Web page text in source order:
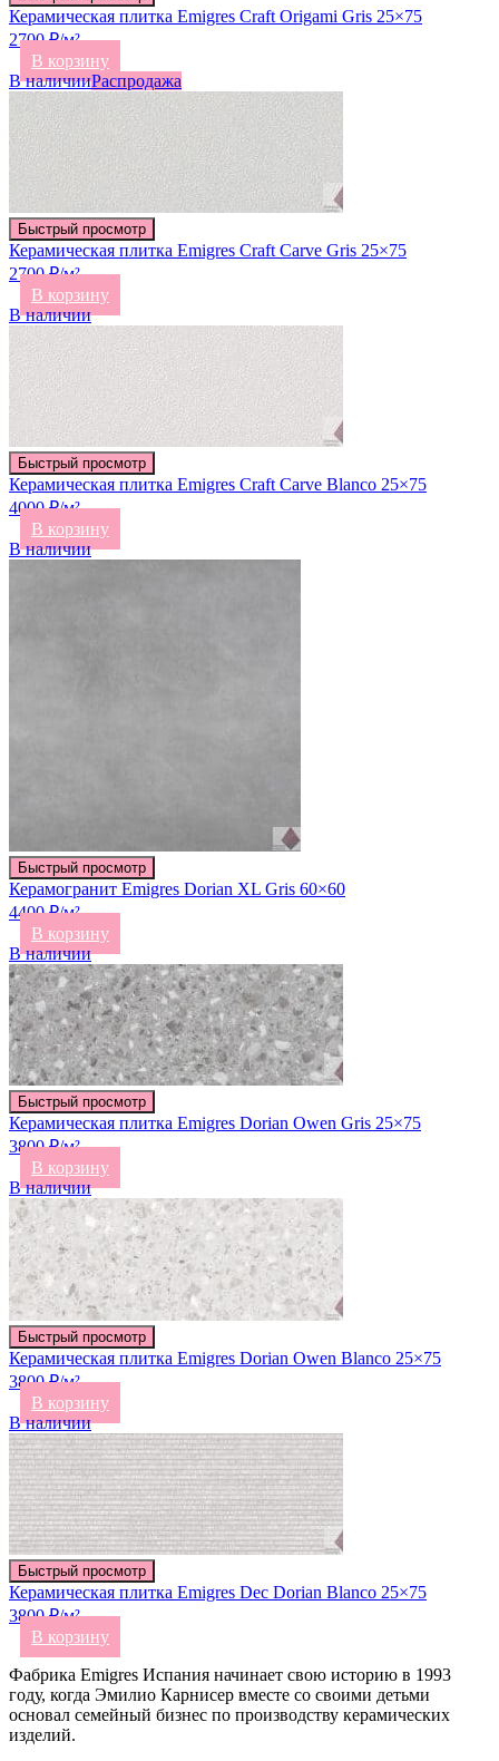
Керамическая плитка Emigres Craft Origami Gris 25×75
2700 ₽/м²
В корзину
В наличииРаспродажа
Быстрый просмотр
Керамическая плитка Emigres Craft Carve Gris 25×75
2700 ₽/м²
В корзину
В наличии
Быстрый просмотр
Керамическая плитка Emigres Craft Carve Blanco 25×75
4000 ₽/м²
В корзину
В наличии
Быстрый просмотр
Керамогранит Emigres Dorian XL Gris 60×60
4400 ₽/м²
В корзину
В наличии
Быстрый просмотр
Керамическая плитка Emigres Dorian Owen Gris 25×75
3800 ₽/м²
В корзину
В наличии
Быстрый просмотр
Керамическая плитка Emigres Dorian Owen Blanco 25×75
3800 ₽/м²
В корзину
В наличии
Быстрый просмотр
Керамическая плитка Emigres Dec Dorian Blanco 25×75
3800 ₽/м²
В корзину
Фабрика Emigres Испания начинает свою историю в 1993
году, когда Эмилио Карнисер вместе со своими детьми
основал семейный бизнес по производству керамических
изделий.